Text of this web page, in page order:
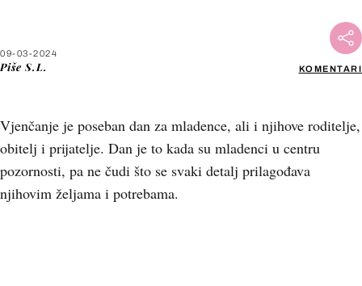
09-03-2024
Piše S.L. KOMENTARI
Vjenčanje je poseban dan za mladence, ali i njihove roditelje,
obitelj i prijatelje. Dan je to kada su mladenci u centru
pozornosti, pa ne čudi što se svaki detalj prilagođava
njihovim željama i potrebama.